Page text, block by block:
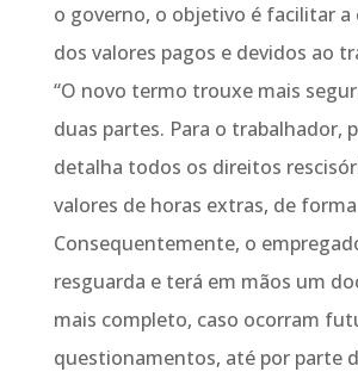
o governo, o objetivo é facilitar a
dos valores pagos e devidos ao
“O novo termo trouxe mais
duas partes. Para o trabalhador,
detalha todos os direitos
valores de horas extras, de
Consequentemente, o
resguarda e terá em mãos um
mais completo, caso ocorram
questionamentos, até por parte